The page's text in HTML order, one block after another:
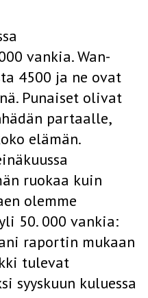
vankia. Wan­
4500 ja ne ovat
Punaiset olivat
partaalle,
elämän.
ruokaa kuin
olemme
50. 000 vankia:
raportin mukaan
tule­vat
syyskuun kuluessa